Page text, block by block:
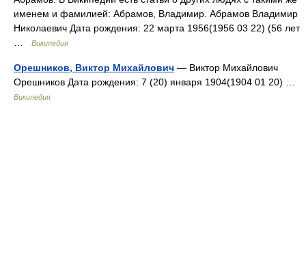
именем и фамилией: Абрамов, Владимир. Абрамов Владимир
Николаевич Дата рождения: 22 марта 1956(1956 03 22) (56 лет
Википедия
Орешников, Виктор Михайлович — Виктор Михайлович
Орешников Дата рождения: 7 (20) января 1904(1904 01 20) …
Википедия